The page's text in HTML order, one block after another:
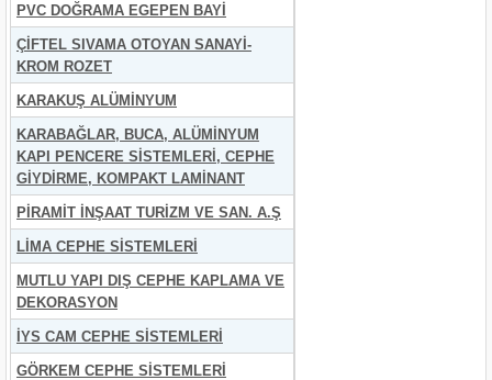
PVC DOĞRAMA EGEPEN BAYİ
ÇİFTEL SIVAMA OTOYAN SANAYİ-
KROM ROZET
KARAKUŞ ALÜMİNYUM
KARABAĞLAR, BUCA, ALÜMİNYUM
KAPI PENCERE SİSTEMLERİ, CEPHE
GİYDİRME, KOMPAKT LAMİNANT
PİRAMİT İNŞAAT TURİZM VE SAN. A.Ş
LİMA CEPHE SİSTEMLERİ
MUTLU YAPI DIŞ CEPHE KAPLAMA VE
DEKORASYON
İYS CAM CEPHE SİSTEMLERİ
GÖRKEM CEPHE SİSTEMLERİ